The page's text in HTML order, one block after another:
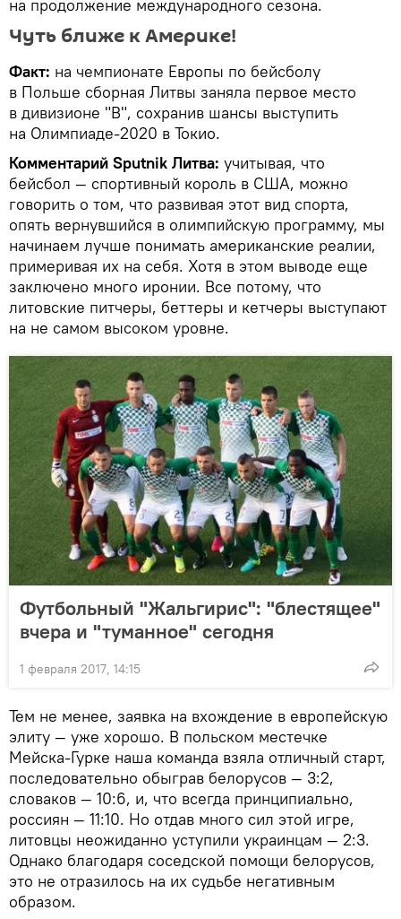
на продолжение международного сезона.
Чуть ближе к Америке!
Факт: на чемпионате Европы по бейсболу
в Польше сборная Литвы заняла первое место
в дивизионе "В", сохранив шансы выступить
на Олимпиаде-2020 в Токио.
Комментарий Sputnik Литва: учитывая, что
бейсбол — спортивный король в США, можно
говорить о том, что развивая этот вид спорта,
опять вернувшийся в олимпийскую программу, мы
начинаем лучше понимать американские реалии,
примеривая их на себя. Хотя в этом выводе еще
заключено много иронии. Все потому, что
литовские питчеры, беттеры и кетчеры выступают
на не самом высоком уровне.
Футбольный "Жальгирис": "блестящее"
вчера и "туманное" сегодня
1 февраля 2017, 14:15
Тем не менее, заявка на вхождение в европейскую
элиту — уже хорошо. В польском местечке
Мейска-Гурке наша команда взяла отличный старт,
последовательно обыграв белорусов — 3:2,
словаков — 10:6, и, что всегда принципиально,
россиян — 11:10. Но отдав много сил этой игре,
литовцы неожиданно уступили украинцам — 2:3.
Однако благодаря соседской помощи белорусов,
это не отразилось на их судьбе негативным
образом.